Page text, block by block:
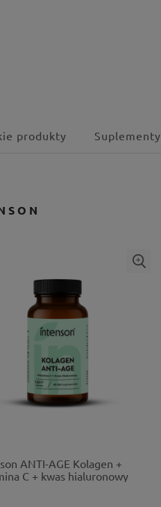
produkty Suplementy
ANTI-AGE Kolagen +
C + kwas hialuronowy